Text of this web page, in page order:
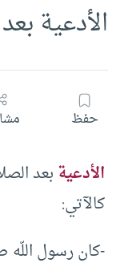
الأدعية
حفظ
الأدعيةبعد
كالآتي:
-كان رسول اللّه